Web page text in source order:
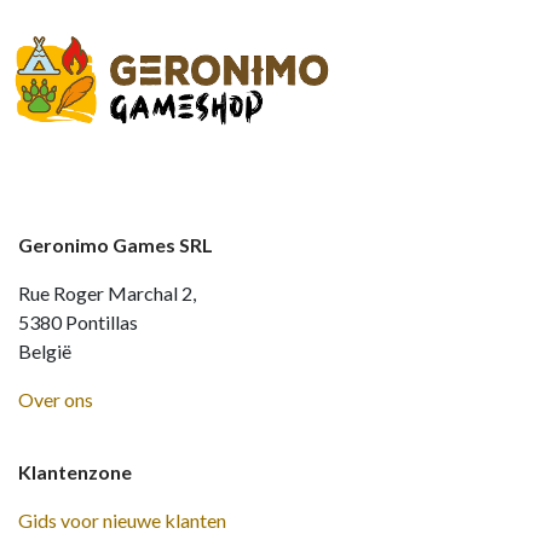
Klantenzone
Gids voor nieuwe klanten
Geronimo Games SRL
Rue Roger Marchal 2,
5380 Pontillas
België
Over ons